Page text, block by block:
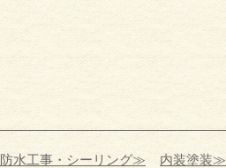
防水工事・シーリング≫ 内装塗装≫